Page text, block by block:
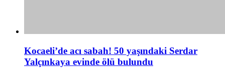
Kocaeli’de acı sabah! 50 yaşındaki Serdar
Yalçınkaya evinde ölü bulundu